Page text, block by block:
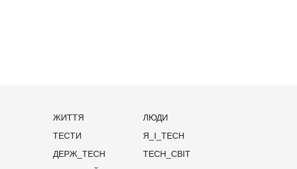
ЖИТТЯ
ЛЮДИ
ТЕСТИ
Я_І_TECH
ДЕРЖ_TECH
TECH_СВІТ